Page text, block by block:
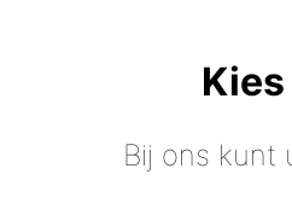
Bij ons kunt